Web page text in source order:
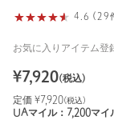
4.6 (29
お気に入りアイテム登
¥7,920(税込)
定価 ¥7,920(税込)
UAマイル： 7,200マイ